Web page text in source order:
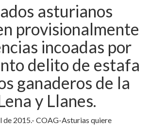
asturianos
provisionalmente
incoadas por
delito de estafa
ganaderos de la
y Llanes.
de 2015.- COAG-Asturias quiere